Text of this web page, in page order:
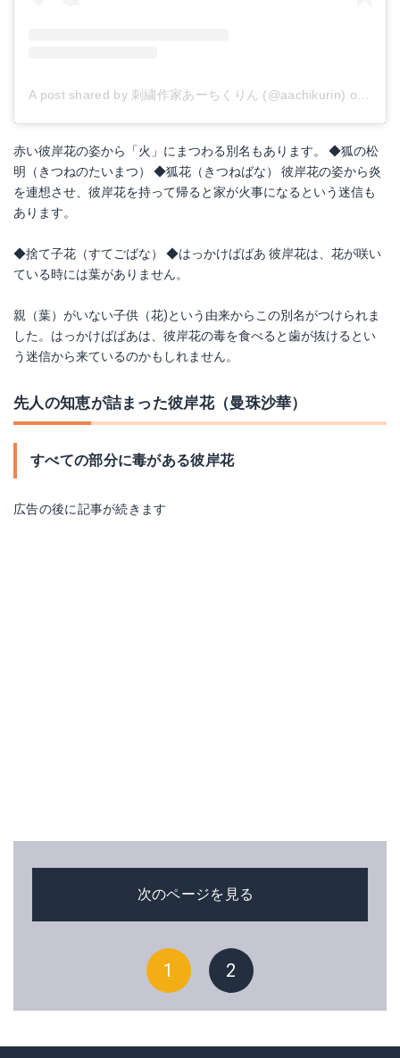
A post shared by 刺繍作家あーちくりん (@aachikurin) on
赤い彼岸花の姿から「火」にまつわる別名もあります。 ◆狐の松
明（きつねのたいまつ） ◆狐花（きつねばな） 彼岸花の姿から炎
を連想させ、彼岸花を持って帰ると家が火事になるという迷信も
あります。
◆捨て子花（すてごばな） ◆はっかけばばあ 彼岸花は、花が咲い
ている時には葉がありません。
親（葉）がいない子供（花)という由来からこの別名がつけられま
した。はっかけばばあは、彼岸花の毒を食べると歯が抜けるとい
う迷信から来ているのかもしれません。
先人の知恵が詰まった彼岸花（曼珠沙華）
すべての部分に毒がある彼岸花
広告の後に記事が続きます
次のページを見る
1 2